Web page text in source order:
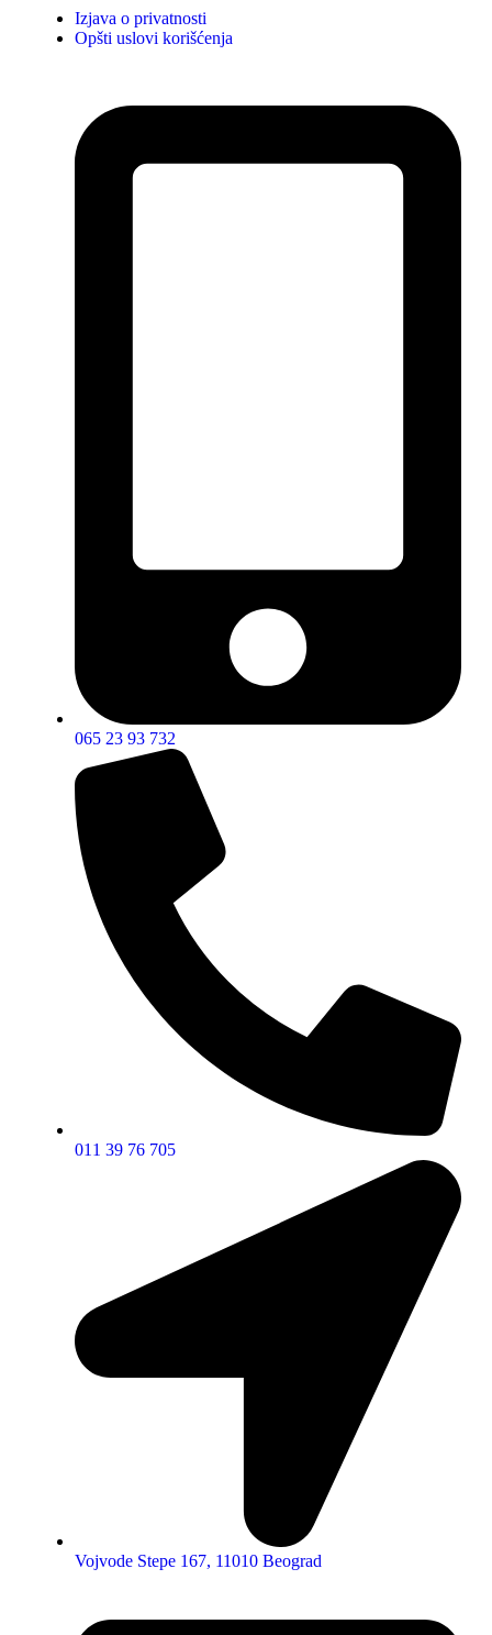
Izjava o privatnosti
Opšti uslovi korišćenja
065 23 93 732
011 39 76 705
Vojvode Stepe 167, 11010 Beograd